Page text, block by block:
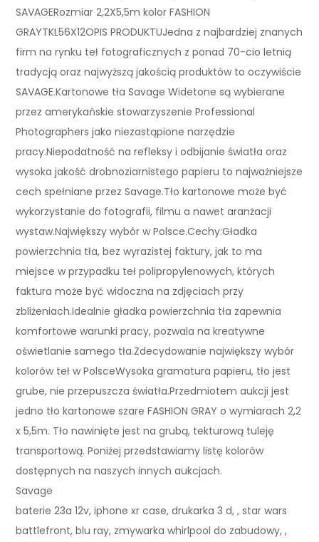
SAVAGERozmiar 2,2X5,5m kolor FASHION
GRAYTKL56X12OPIS PRODUKTUJedna z najbardziej znanych
firm na rynku teł fotograficznych z ponad 70-cio letnią
tradycją oraz najwyższą jakością produktów to oczywiście
SAVAGE.Kartonowe tła Savage Widetone są wybierane
przez amerykańskie stowarzyszenie Professional
Photographers jako niezastąpione narzędzie
pracy.Niepodatność na refleksy i odbijanie światła oraz
wysoka jakość drobnoziarnistego papieru to najważniejsze
cech spełniane przez Savage.Tło kartonowe może być
wykorzystanie do fotografii, filmu a nawet aranżacji
wystaw.Największy wybór w Polsce.Cechy:Gładka
powierzchnia tła, bez wyrazistej faktury, jak to ma
miejsce w przypadku teł polipropylenowych, których
faktura może być widoczna na zdjęciach przy
zbliżeniach.Idealnie gładka powierzchnia tła zapewnia
komfortowe warunki pracy, pozwala na kreatywne
oświetlanie samego tła.Zdecydowanie największy wybór
kolorów teł w PolsceWysoka gramatura papieru, tło jest
grube, nie przepuszcza światła.Przedmiotem aukcji jest
jedno tło kartonowe szare FASHION GRAY o wymiarach 2,2
x 5,5m. Tło nawinięte jest na grubą, tekturową tuleję
transportową. Poniżej przedstawiamy listę kolorów
dostępnych na naszych innych aukcjach.
Savage
baterie 23a 12v, iphone xr case, drukarka 3 d, , star wars
battlefront, blu ray, zmywarka whirlpool do zabudowy, ,